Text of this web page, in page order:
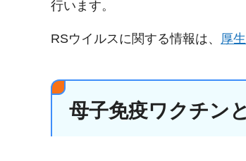
行います。
RSウイルスに関する情報は、 厚
母子免疫ワクチン